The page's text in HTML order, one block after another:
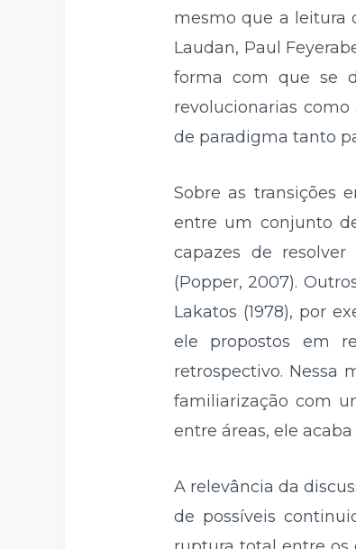
mesmo que a leitura
Laudan, Paul
forma com que se
revolucionarias
de paradigma tanto
Sobre as transições
entre um conjunto
capazes de
(Popper, 2007).
Lakatos (1978), por
ele propostos em
retrospectivo. Nessa
familiarização com
entre áreas, ele
A relevância da
de possíveis